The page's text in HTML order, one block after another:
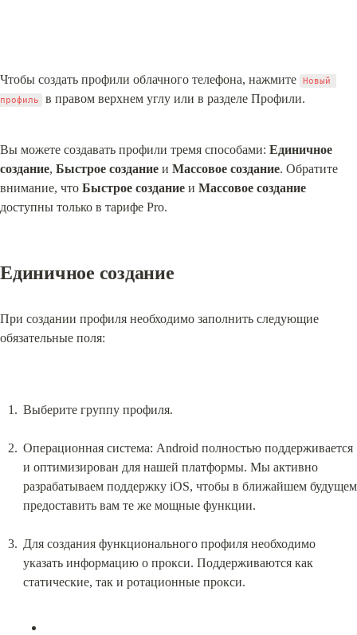
Чтобы создать профили облачного телефона, нажмите
Новый
профиль
в правом верхнем углу или в разделе Профили.
Вы можете создавать профили тремя способами: Единичное
создание, Быстрое создание и Массовое создание. Обратите
внимание, что Быстрое создание и Массовое создание
доступны только в тарифе Pro.
Единичное создание
При создании профиля необходимо заполнить следующие
обязательные поля:
Выберите группу профиля.
Операционная система: Android полностью поддерживается
и оптимизирован для нашей платформы. Мы активно
разрабатываем поддержку iOS, чтобы в ближайшем будущем
предоставить вам те же мощные функции.
Для создания функционального профиля необходимо
указать информацию о прокси. Поддерживаются как